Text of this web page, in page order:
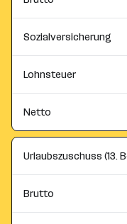
Sozialversicherung
Lohnsteuer
Netto
Urlaubszuschuss (13.
Brutto